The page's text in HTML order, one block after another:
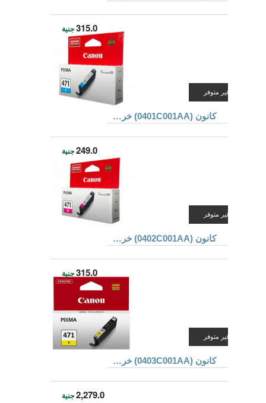
غير متوفر
315.0جنية
كانون (0401C001AA) خرطوشة حبر CLI-471C للطابعات MG5740 و MG7740 ذو لون أزرق سماوى
غير متوفر
249.0جنية
كانون (0402C001AA) خرطوشة حبر CLI-471M للطابعات MG5740 و MG7740 ذو لون أرجوانى
غير متوفر
315.0جنية
كانون (0403C001AA) خرطوشة حبر CLI-471Y للطابعات MG5740 و MG7740 ذو لون أصفر
2,279.0جنية